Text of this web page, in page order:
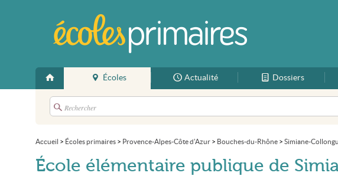
Écoles Actualité Dossiers
Accueil > Écoles primaires > Provence-Alpes-Côte d'Azur > Bouches-du-Rhône > Simiane-
École élémentaire publique de